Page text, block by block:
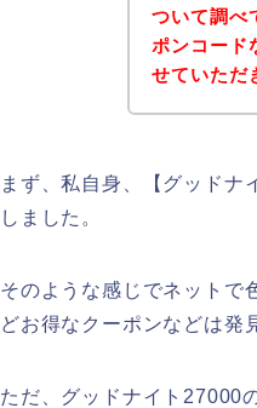
ついて調べ
ポンコード
せていただ
まず、私自身、【グッドナ
しました。
そのような感じでネットで
どお得なクーポンなどは発
ただ、グッドナイト27000